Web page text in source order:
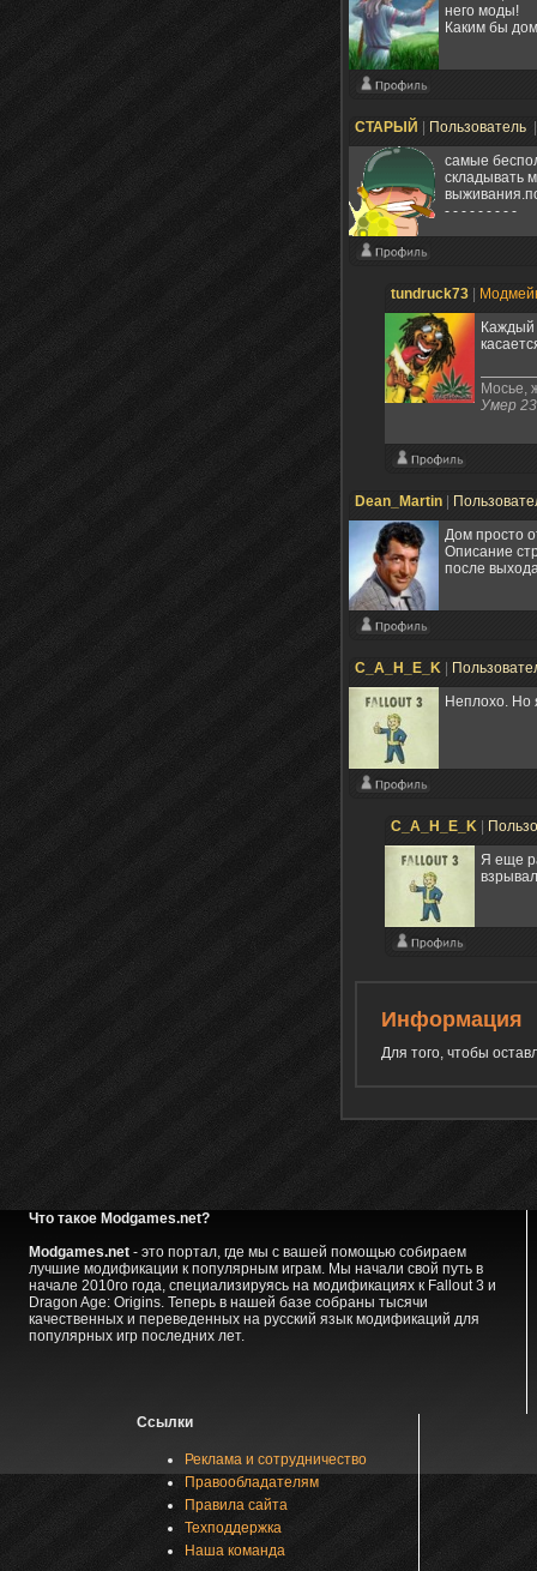
него моды!
Каким бы
СТАРЫЙ Пользователь
самые
складывать
- - - - - - - - -
tundruck73
Каждый
Мосье,
Умер
Dean_Martin
Дом просто
Описание
после
С_A_H_E_K
Неплохо. Но
С_A_H_E_K
Я еще
Информация
Для того, чтобы
Что такое Modgames.net?
Modgames.net- это портал, где мы с вашей помощью собираем
лучшие модификации к популярным играм. Мы начали свой путь в
начале 2010го года, специализируясь на модификациях к Fallout 3 и
Dragon Age: Origins. Теперь в нашей базе собраны тысячи
качественных и переведенных на русский язык модификаций для
популярных игр последних лет.
Ссылки
Реклама и сотрудничество
Правообладателям
Правила сайта
Техподдержка
Наша команда